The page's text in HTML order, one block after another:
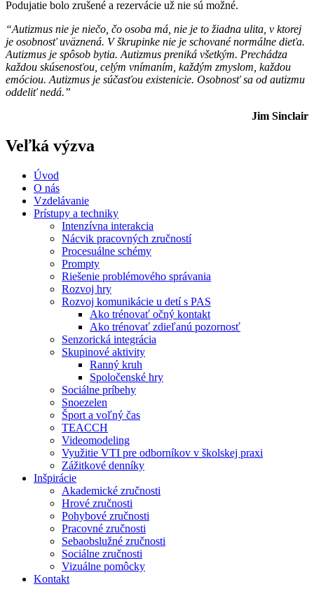
Podujatie bolo zrušené a rezervácie už nie sú možné.
“Autizmus nie je niečo, čo osoba má, nie je to žiadna ulita, v ktorej
je osobnosť uväznená. V škrupinke nie je schované normálne dieťa.
Autizmus je spôsob bytia. Autizmus preniká všetkým. Prechádza
každou skúsenosťou, celým vnímaním, každým zmyslom, každou
emóciou. Autizmus je súčasťou existenicie. Osobnosť sa od autizmu
oddeliť nedá.”
Jim Sinclair
Veľká výzva
Úvod
O nás
Vzdelávanie
Prístupy a techniky
Intenzívna interakcia
Nácvik pracovných zručností
Procesuálne schémy
Prompty
Riešenie problémového správania
Rozvoj hry
Rozvoj komunikácie u detí s PAS
Ako trénovať očný kontakt
Ako trénovať zdieľanú pozornosť
Senzorická integrácia
Skupinové aktivity
Ranný kruh
Spoločenské hry
Sociálne príbehy
Snoezelen
Šport a voľný čas
TEACCH
Videomodeling
Využitie VTI pre odborníkov v školskej praxi
Zážitkové denníky
Inšpirácie
Akademické zručnosti
Hrové zručnosti
Pohybové zručnosti
Pracovné zručnosti
Sebaobslužné zručnosti
Sociálne zručnosti
Vizuálne pomôcky
Kontakt